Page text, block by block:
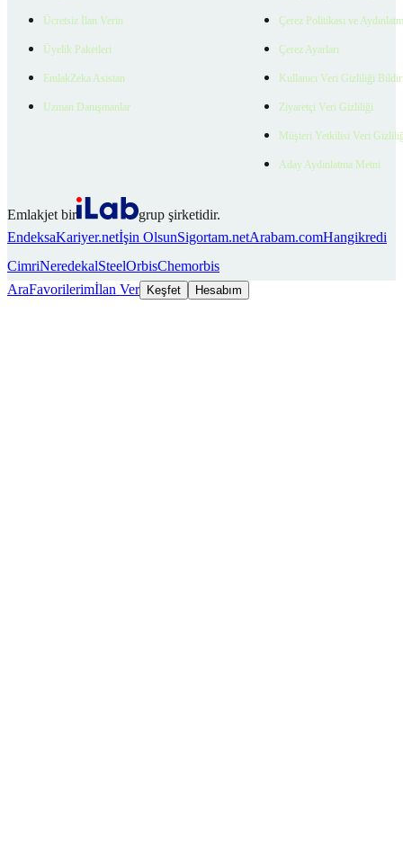
Ücretsiz İlan Verin
Üyelik Paketleri
EmlakZeka Asistan
Uzman Danışmanlar
Çerez Politikası ve
Çerez Ayarları
Kullanıcı Veri Gizliliği
Ziyaretçi Veri Gizliliği
Müşteri Yetkilisi Veri
Aday Aydınlatma Metni
Emlakjet bir
grup şirketidir.
EndeksaKariyer.netİşin OlsunSigortam.netArabam.comHangikredi
CimriNeredekalSteelOrbisChemorbis
AraFavorilerimİlan Ver Keşfet Hesabım